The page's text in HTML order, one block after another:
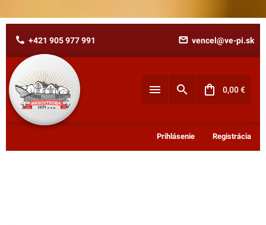
+421 905 977 991 vencel@ve-pi.sk
0,00€
Registrácia
Prihlásenie
E-mail